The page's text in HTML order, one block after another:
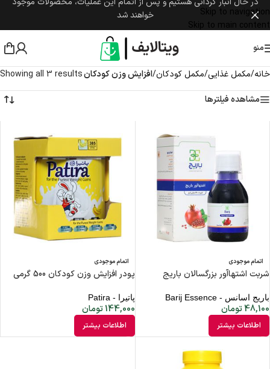
Skip to navigation
Skip to main content
خواهند شد
منو
خانه/مکمل غذایی/مکمل کودکان/افزایش وزن کودکانShowing all 3 results
مشاهده فیلترها
اتمام موجودی
شربت اشتهاآور بزرگسالان باریج
باریج اسانس - Barij Essence
48,100تومان
اطلاعات بیشتر
اتمام موجودی
پودر افزایش وزن کودکان 500 گرمی
پاتیرا - Patira
144,000تومان
اطلاعات بیشتر